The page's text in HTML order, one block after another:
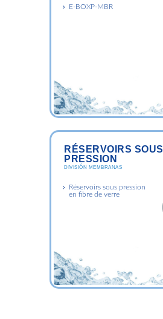
E-BOXP-MBR
RÉSERVOIRS SOUS
PRESSION
DIVISIÓN MEMBRANAS
Réservoirs sous pression
en fibre de verre